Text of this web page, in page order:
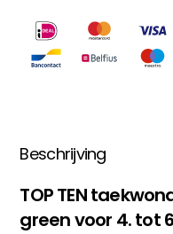
Beschrijving
TOP TEN
green voor 4. tot